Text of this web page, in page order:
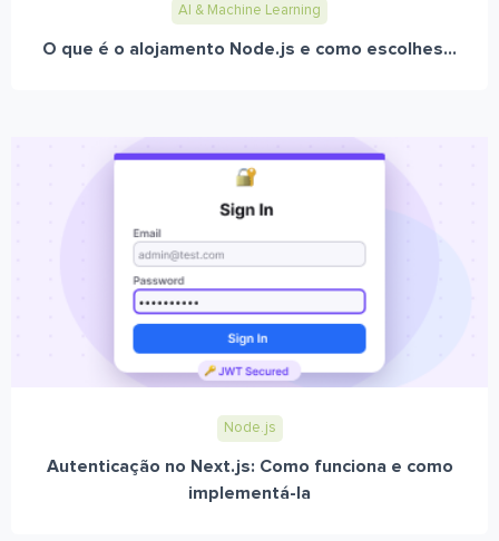
AI & Machine Learning
O que é o alojamento Node.js e como escolhes...
Node.js
Autenticação no Next.js: Como funciona e como
implementá-la